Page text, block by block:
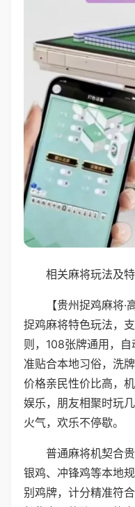
相关麻将玩法及
【贵州捉鸡麻将
捉鸡麻将特色玩法，
则，108张牌通用，
准贴合本地习俗，洗
价格亲民性价比高，
娱乐，朋友相聚时玩
火气，欢乐不停歇。
普通麻将机契合
银鸡、冲锋鸡等本地
别鸡牌，计分精准符